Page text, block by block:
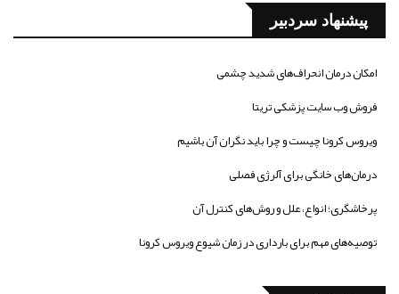
پیشنهاد سردبیر
امکان درمان انحراف‌های شدید چشمی
فروش وب سایت پزشکی تریتا
ویروس کرونا چیست و چرا باید نگران آن باشیم
درمان‌های خانگی برای آلرژی فصلی
پرخاشگری؛ انواع، علل و روش‌های کنترل آن
توصیه‌های مهم برای بارداری در زمان شیوع ویروس کرونا